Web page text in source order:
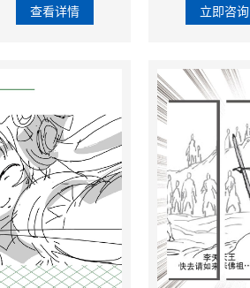
查看详情 立即咨询